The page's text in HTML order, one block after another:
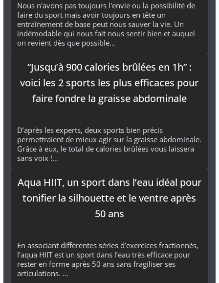
Nous n'avons pas toujours l'envie ou la possibilité de
faire du sport mais avoir toujours en tête un
entraînement de base peut nous sauver la vie. Un
indémodable qui nous fait nous sentir bien et auquel
on revient dès que possible…
“Jusqu’à 900 calories brûlées en 1h” :
voici les 2 sports les plus efficaces pour
faire fondre la graisse abdominale
D’après les experts, deux sports bien précis
permettraient de mieux agir sur la graisse abdominale.
Grâce à eux, le total de calories brûlées vous laissera
sans voix !…
Aqua HIIT, un sport dans l’eau idéal pour
tonifier la silhouette et le ventre après
50 ans
En associant différentes séries d’exercices fractionnés,
l’aqua HIIT est un sport dans l’eau très efficace pour
rester en forme après 50 ans sans fragiliser ses
articulations. …